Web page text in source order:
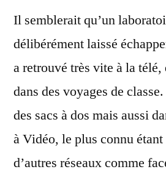
Il semblerait qu’un
délibérément laissé
a retrouvé très vite à la télé,
dans des voyages de
des sacs à dos mais aussi
à Vidéo, le plus connu
d’autres réseaux comme